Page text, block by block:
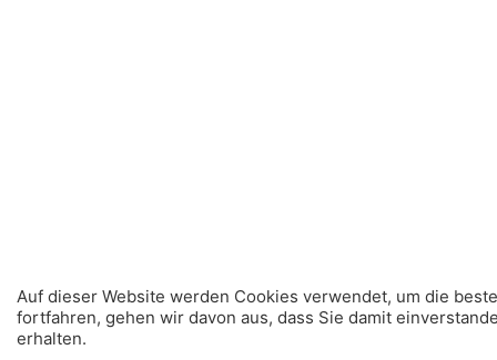
Auf dieser Website werden Cookies verwendet, um die
fortfahren, gehen wir davon aus, dass Sie damit
erhalten.